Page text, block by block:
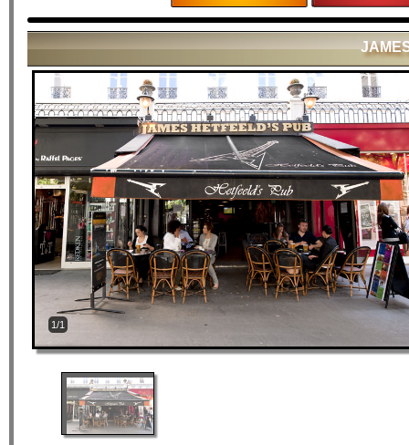
1/1